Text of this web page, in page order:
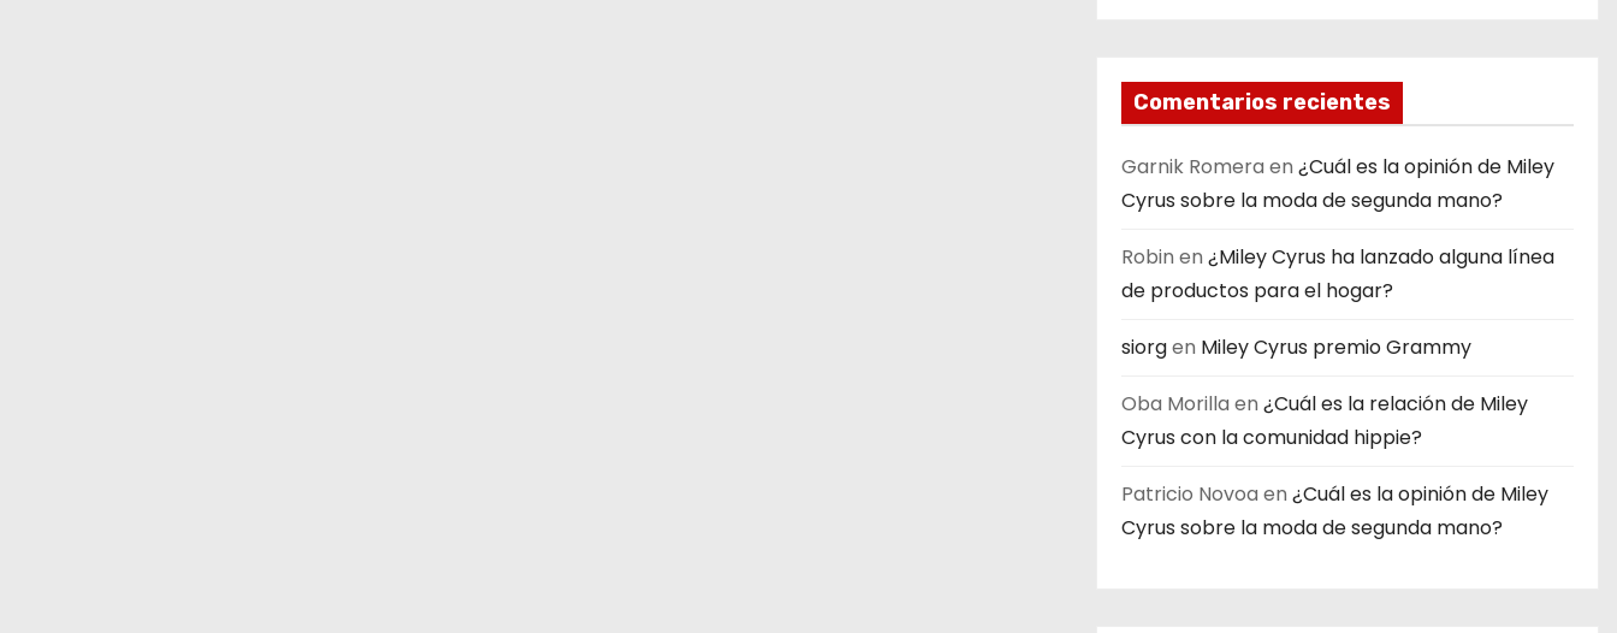
Comentarios recientes
Garnik Romera en ¿Cuál es la opinión de Miley
Cyrus sobre la moda de segunda mano?
Robin en ¿Miley Cyrus ha lanzado alguna línea
de productos para el hogar?
siorgen Miley Cyrus premio Grammy
Oba Morilla en ¿Cuál es la relación de Miley
Cyrus con la comunidad hippie?
Patricio Novoa en ¿Cuál es la opinión de Miley
Cyrus sobre la moda de segunda mano?